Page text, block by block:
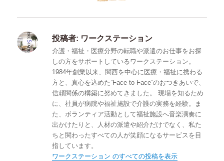
投稿者: ワークステーション
介護・福祉・医療分野の転職や派遣のお仕事をお探
しの方をサポートしているワークステーション。
1984年創業以来、関西を中心に医療・福祉に携わる
方と、真心を込めた”Face to Face”のおつきあいで、
信頼関係の構築に努めてきました。 現場を知るため
に、社員が病院や福祉施設で介護の実務を経験。ま
た、ボランティア活動として福祉施設へ音楽演奏に
出かけたりと、人材の派遣や紹介だけでなく、私た
ちと関わったすべての人が笑顔になるサービスを目
指しています。
ワークステーション のすべての投稿を表示